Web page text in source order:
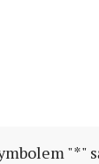
"*"